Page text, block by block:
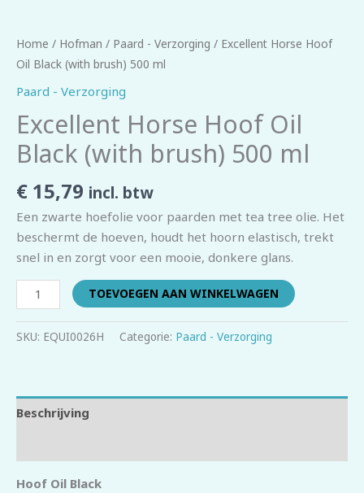
Home / Hofman / Paard - Verzorging / Excellent Horse Hoof
Oil Black (with brush) 500 ml
Paard - Verzorging
Excellent Horse Hoof Oil
Black (with brush) 500 ml
€ 15,79 incl. btw
Een zwarte hoefolie voor paarden met tea tree olie. Het
beschermt de hoeven, houdt het hoorn elastisch, trekt
snel in en zorgt voor een mooie, donkere glans.
TOEVOEGEN AAN WINKELWAGEN
SKU: EQUI0026H Categorie: Paard - Verzorging
Beschrijving
Hoof Oil Black